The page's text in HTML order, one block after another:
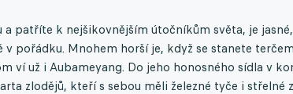
a patříte k nejšikovnějším útočníkům světa, je
v pořádku. Mnohem horší je, když se stanete
ví už i Aubameyang. Do jeho honosného sídla v
zlodějů, kteří s sebou měli železné tyče i střelné